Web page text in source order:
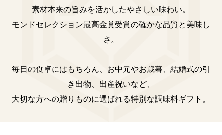
素材本来の旨みを活かしたやさしい味わい。
モンドセレクション最高金賞受賞の確かな品質と美味し
さ。
毎日の食卓にはもちろん、お中元やお歳暮、結婚式の引
き出物、出産祝いなど、
大切な方への贈りものに選ばれる特別な調味料ギフト。